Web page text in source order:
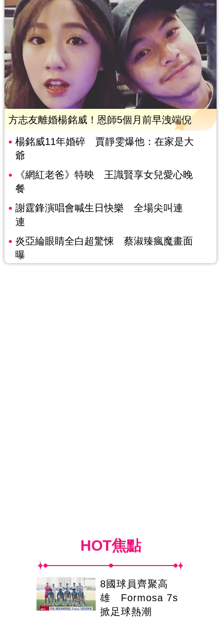
方志友離婚楊銘威！恩師5個月前早洩端倪
楊銘威11年婚碎 賈靜雯爆他：在家是大
爺
《網紅老爸》特映 王識賢享女兒愛心晚
餐
謝霆鋒演唱會喊生日快樂 全場尖叫連
連
炎亞綸眼睛全白超驚悚 蔡淑臻瘋魔畫面
曝
HOT焦點
8國球員齊聚高
雄 Formosa 7s
掀足球熱潮